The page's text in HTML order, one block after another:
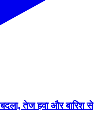
तेज हवा और बारिश से